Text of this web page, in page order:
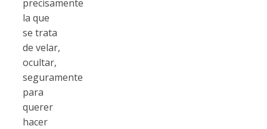
precisamente
la que
se trata
de velar,
ocultar,
seguramente
para
querer
hacer